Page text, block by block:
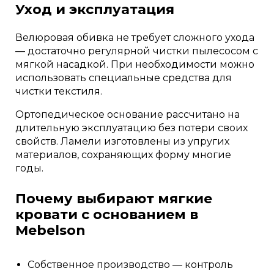
Уход и эксплуатация
Велюровая обивка не требует сложного ухода
— достаточно регулярной чистки пылесосом с
мягкой насадкой. При необходимости можно
использовать специальные средства для
чистки текстиля.
Ортопедическое основание рассчитано на
длительную эксплуатацию без потери своих
свойств. Ламели изготовлены из упругих
материалов, сохраняющих форму многие
годы.
Почему выбирают мягкие
кровати с основанием в
Mebelson
Собственное производство — контроль